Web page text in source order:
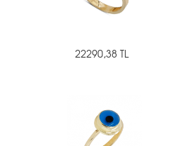
22290,38 TL